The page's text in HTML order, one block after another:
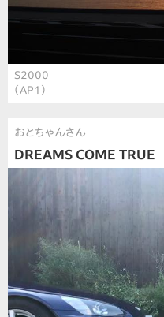
S2000
（AP1）
おとちゃんさん
DREAMS COME TRUE